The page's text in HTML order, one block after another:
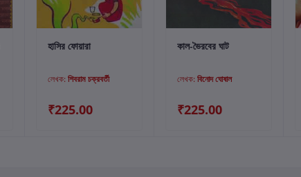
কার্টে যোগ করুন
হাসির ফোয়ারা
লেখক: শিবরাম চক্রবর্তী
₹225.00
কার্টে যোগ করুন
কাল-ভৈরবের ঘাট
লেখক: বিনোদ ঘোষাল
₹225.00